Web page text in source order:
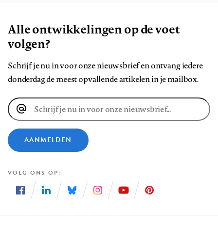
Alle ontwikkelingen op de voet
volgen?
Schrijf je nu in voor onze nieuwsbrief en ontvang iedere
donderdag de meest opvallende artikelen in je mailbox.
E-
mailadres
AANMELDEN
VOLG ONS OP
ons
ons
ons
ons
ons
ons